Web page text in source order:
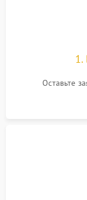
Не работает
1.
Оставьте